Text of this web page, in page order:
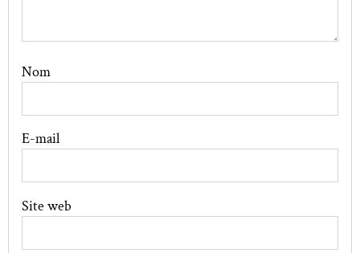
Nom
E-mail
Site web